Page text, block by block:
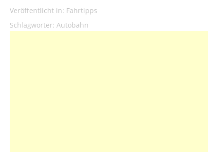
Veröffentlicht in: Fahrtipps
Schlagwörter: Autobahn